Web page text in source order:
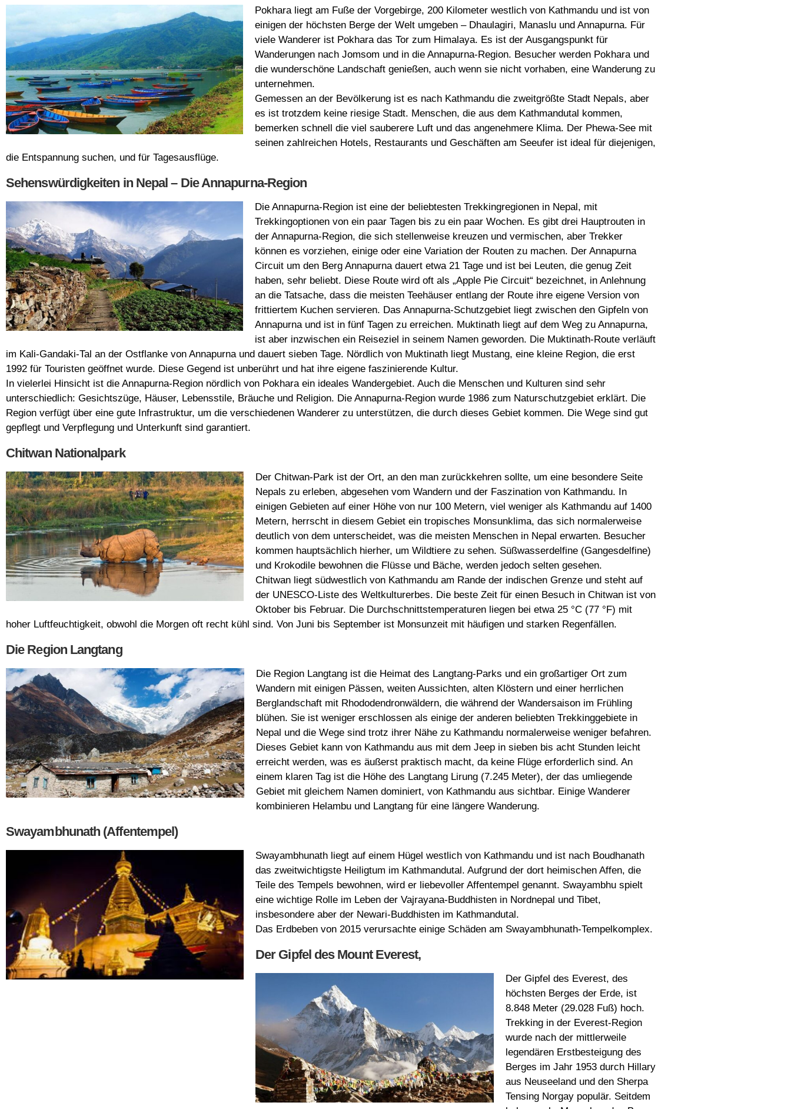
Pokhara liegt am Fuße der Vorgebirge, 200 Kilometer westlich von Kathmandu und ist von
einigen der höchsten Berge der Welt umgeben – Dhaulagiri, Manaslu und Annapurna. Für
viele Wanderer ist Pokhara das Tor zum Himalaya. Es ist der Ausgangspunkt für
Wanderungen nach Jomsom und in die Annapurna-Region. Besucher werden Pokhara und
die wunderschöne Landschaft genießen, auch wenn sie nicht vorhaben, eine Wanderung zu
unternehmen.
Gemessen an der Bevölkerung ist es nach Kathmandu die zweitgrößte Stadt Nepals, aber
es ist trotzdem keine riesige Stadt. Menschen, die aus dem Kathmandutal kommen,
bemerken schnell die viel sauberere Luft und das angenehmere Klima. Der Phewa-See mit
seinen zahlreichen Hotels, Restaurants und Geschäften am Seeufer ist ideal für diejenigen,
die Entspannung suchen, und für Tagesausflüge.
Sehenswürdigkeiten in Nepal – Die Annapurna-Region
Die Annapurna-Region ist eine der beliebtesten Trekkingregionen in Nepal, mit
Trekkingoptionen von ein paar Tagen bis zu ein paar Wochen. Es gibt drei Hauptrouten in
der Annapurna-Region, die sich stellenweise kreuzen und vermischen, aber Trekker
können es vorziehen, einige oder eine Variation der Routen zu machen. Der Annapurna
Circuit um den Berg Annapurna dauert etwa 21 Tage und ist bei Leuten, die genug Zeit
haben, sehr beliebt. Diese Route wird oft als „Apple Pie Circuit“ bezeichnet, in Anlehnung
an die Tatsache, dass die meisten Teehäuser entlang der Route ihre eigene Version von
frittiertem Kuchen servieren. Das Annapurna-Schutzgebiet liegt zwischen den Gipfeln von
Annapurna und ist in fünf Tagen zu erreichen. Muktinath liegt auf dem Weg zu Annapurna,
ist aber inzwischen ein Reiseziel in seinem Namen geworden. Die Muktinath-Route verläuft
im Kali-Gandaki-Tal an der Ostflanke von Annapurna und dauert sieben Tage. Nördlich von Muktinath liegt Mustang, eine kleine Region, die erst
1992 für Touristen geöffnet wurde. Diese Gegend ist unberührt und hat ihre eigene faszinierende Kultur.
In vielerlei Hinsicht ist die Annapurna-Region nördlich von Pokhara ein ideales Wandergebiet. Auch die Menschen und Kulturen sind sehr
unterschiedlich: Gesichtszüge, Häuser, Lebensstile, Bräuche und Religion. Die Annapurna-Region wurde 1986 zum Naturschutzgebiet erklärt. Die
Region verfügt über eine gute Infrastruktur, um die verschiedenen Wanderer zu unterstützen, die durch dieses Gebiet kommen. Die Wege sind gut
gepflegt und Verpflegung und Unterkunft sind garantiert.
Chitwan Nationalpark
Der Chitwan-Park ist der Ort, an den man zurückkehren sollte, um eine besondere Seite
Nepals zu erleben, abgesehen vom Wandern und der Faszination von Kathmandu. In
einigen Gebieten auf einer Höhe von nur 100 Metern, viel weniger als Kathmandu auf 1400
Metern, herrscht in diesem Gebiet ein tropisches Monsunklima, das sich normalerweise
deutlich von dem unterscheidet, was die meisten Menschen in Nepal erwarten. Besucher
kommen hauptsächlich hierher, um Wildtiere zu sehen. Süßwasserdelfine (Gangesdelfine)
und Krokodile bewohnen die Flüsse und Bäche, werden jedoch selten gesehen.
Chitwan liegt südwestlich von Kathmandu am Rande der indischen Grenze und steht auf
der UNESCO-Liste des Weltkulturerbes. Die beste Zeit für einen Besuch in Chitwan ist von
Oktober bis Februar. Die Durchschnittstemperaturen liegen bei etwa 25 °C (77 °F) mit
hoher Luftfeuchtigkeit, obwohl die Morgen oft recht kühl sind. Von Juni bis September ist Monsunzeit mit häufigen und starken Regenfällen.
Die Region Langtang
Die Region Langtang ist die Heimat des Langtang-Parks und ein großartiger Ort zum
Wandern mit einigen Pässen, weiten Aussichten, alten Klöstern und einer herrlichen
Berglandschaft mit Rhododendronwäldern, die während der Wandersaison im Frühling
blühen. Sie ist weniger erschlossen als einige der anderen beliebten Trekkinggebiete in
Nepal und die Wege sind trotz ihrer Nähe zu Kathmandu normalerweise weniger befahren.
Dieses Gebiet kann von Kathmandu aus mit dem Jeep in sieben bis acht Stunden leicht
erreicht werden, was es äußerst praktisch macht, da keine Flüge erforderlich sind. An
einem klaren Tag ist die Höhe des Langtang Lirung (7.245 Meter), der das umliegende
Gebiet mit gleichem Namen dominiert, von Kathmandu aus sichtbar. Einige Wanderer
kombinieren Helambu und Langtang für eine längere Wanderung.
Swayambhunath (Affentempel)
Swayambhunath liegt auf einem Hügel westlich von Kathmandu und ist nach Boudhanath
das zweitwichtigste Heiligtum im Kathmandutal. Aufgrund der dort heimischen Affen, die
Teile des Tempels bewohnen, wird er liebevoller Affentempel genannt. Swayambhu spielt
eine wichtige Rolle im Leben der Vajrayana-Buddhisten in Nordnepal und Tibet,
insbesondere aber der Newari-Buddhisten im Kathmandutal.
Das Erdbeben von 2015 verursachte einige Schäden am Swayambhunath-Tempelkomplex.
Der Gipfel des Mount Everest,
Der Gipfel des Everest, des
höchsten Berges der Erde, ist
8.848 Meter (29.028 Fuß) hoch.
Trekking in der Everest-Region
wurde nach der mittlerweile
legendären Erstbesteigung des
Berges im Jahr 1953 durch Hillary
aus Neuseeland und den Sherpa
Tensing Norgay populär. Seitdem